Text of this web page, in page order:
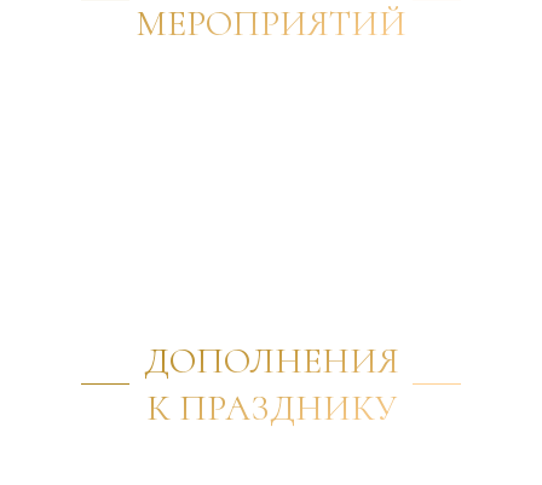
МЕРОПРИЯТИЙ
ДОПОЛНЕНИЯ
К ПРАЗДНИКУ